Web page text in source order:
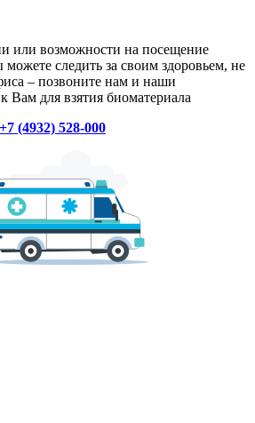
или возможности на посещение
следить за своим здоровьем, не
– позвоните нам и наши
Вам для взятия биоматериала
+7 (4932) 528-000